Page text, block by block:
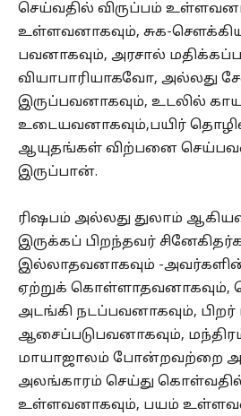
செய்வதில் விருப்பம்
உள்ளவனாகவும், சுக-
பவனாகவும், அரசால்
வியாபாரியாகவோ, அல்லது
இருப்பவனாகவும், உடலில்
உடையவனாகவும்,பயிர்
ஆயுதங்கள் விற்பனை
இருப்பான்.
ரிஷபம் அல்லது துலாம்
இருக்கப் பிறந்தவர்
இல்லாதவனாகவும் -
ஏற்றுக் கொள்ளாதவனாகவும்,
அடங்கி நடப்பவனாகவும்,
ஆசைப்படுபவனாகவும்,
மாயாஜாலம் போன்றவற்றை
அலங்காரம் செய்து
உள்ளவனாகவும், பயம்